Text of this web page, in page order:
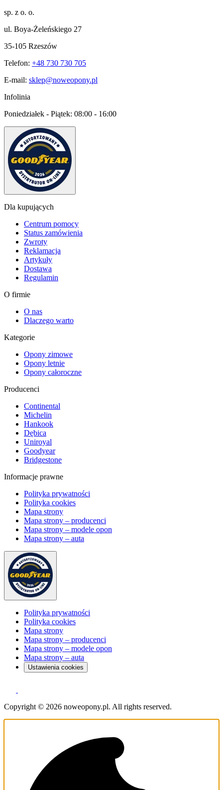
sp. z o. o.
ul. Boya-Żeleńskiego 27
35-105 Rzeszów
Telefon: +48 730 730 705
E-mail: sklep@noweopony.pl
Infolinia
Poniedziałek - Piątek: 08:00 - 16:00
Dla kupujących
Centrum pomocy
Status zamówienia
Zwroty
Reklamacja
Artykuły
Dostawa
Regulamin
O firmie
O nas
Dlaczego warto
Kategorie
Opony zimowe
Opony letnie
Opony całoroczne
Producenci
Continental
Michelin
Hankook
Dębica
Uniroyal
Goodyear
Bridgestone
Informacje prawne
Polityka prywatności
Polityka cookies
Mapa strony
Mapa strony – producenci
Mapa strony – modele opon
Mapa strony – auta
Polityka prywatności
Polityka cookies
Mapa strony
Mapa strony – producenci
Mapa strony – modele opon
Mapa strony – auta
Ustawienia cookies
Copyright © 2026 noweopony.pl. All rights reserved.